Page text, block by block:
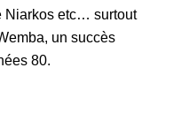
Niarkos etc… surtout
un succès
80.